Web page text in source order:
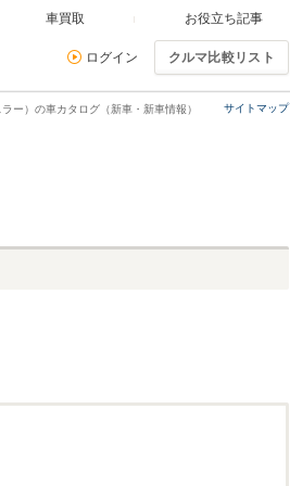
車買取 お役立ち記事
ログイン クルマ比較リスト
サイトマップ
ー）の車カタログ（新車・新車情報）